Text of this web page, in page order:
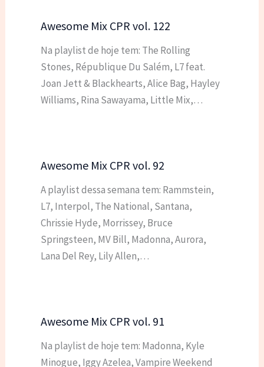
Awesome Mix CPR vol. 122
Na playlist de hoje tem: The Rolling
Stones, République Du Salém, L7 feat.
Joan Jett & Blackhearts, Alice Bag, Hayley
Williams, Rina Sawayama, Little Mix,…
Awesome Mix CPR vol. 92
A playlist dessa semana tem: Rammstein,
L7, Interpol, The National, Santana,
Chrissie Hyde, Morrissey, Bruce
Springsteen, MV Bill, Madonna, Aurora,
Lana Del Rey, Lily Allen,…
Awesome Mix CPR vol. 91
Na playlist de hoje tem: Madonna, Kyle
Minogue, Iggy Azelea, Vampire Weekend